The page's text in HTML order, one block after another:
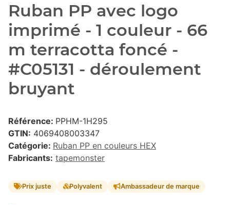
Ruban PP avec logo
imprimé - 1 couleur - 66
m terracotta foncé -
#C05131 - déroulement
bruyant
Référence: PPHM-1H295
GTIN: 4069408003347
Catégorie: Ruban PP en couleurs HEX
Fabricants: tapemonster
Prix juste Polyvalent Ambassadeur de marque